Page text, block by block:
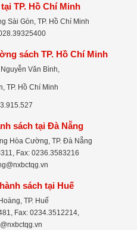
TP. Hồ Chí Minh
Sài Gòn, TP. Hồ Chí Minh
sách TP. Hồ Chí Minh
Văn Bình,
TP. Hồ Chí Minh
sách tại Đà Nẵng
Hòa Cường, TP. Đà Nẵng
Fax: 0236.3583216
sách tại Huế
TP. Huế
Fax: 0234.3512214,